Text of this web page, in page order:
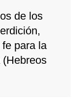
de los
para la